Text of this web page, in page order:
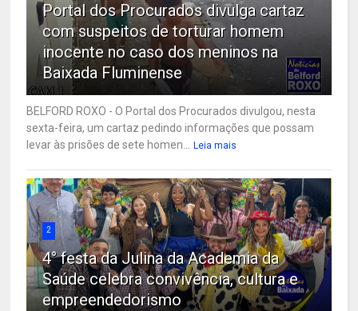
Portal dos Procurados divulga cartaz
com suspeitos de torturar homem
inocente no caso dos meninos na
Baixada Fluminense
BELFORD ROXO - O Portal dos Procurados divulgou, nesta
sexta-feira, um cartaz pedindo informações que possam
levar às prisões de sete homen...
Leia mais
2
4° festa da Julina da Academia da
Saúde celebra convivência, cultura e
empreendedorismo